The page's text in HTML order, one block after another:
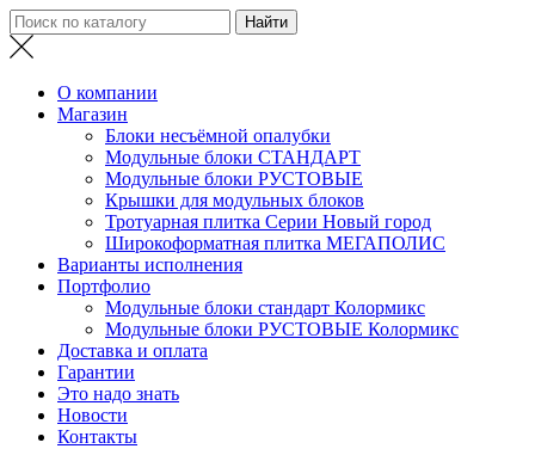
О компании
Магазин
Блоки несъёмной опалубки
Модульные блоки СТАНДАРТ
Модульные блоки РУСТОВЫЕ
Крышки для модульных блоков
Тротуарная плитка Серии Новый город
Широкоформатная плитка МЕГАПОЛИС
Варианты исполнения
Портфолио
Модульные блоки стандарт Колормикс
Модульные блоки РУСТОВЫЕ Колормикс
Доставка и оплата
Гарантии
Это надо знать
Новости
Контакты